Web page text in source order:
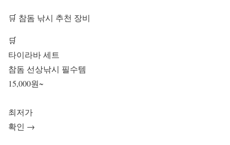
🛒 참돔 낚시 추천 장비
🛒
타이라바 세트
참돔 선상낚시 필수템
15,000원~
최저가
확인 →